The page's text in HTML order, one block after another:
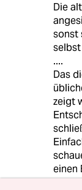
Die
sonst
....
Das
zeigt
einen